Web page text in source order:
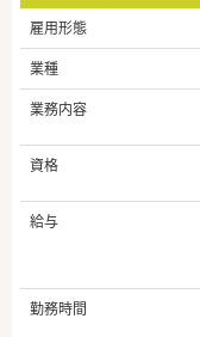
雇用形態
業種
業務内容
資格
給与
勤務時間